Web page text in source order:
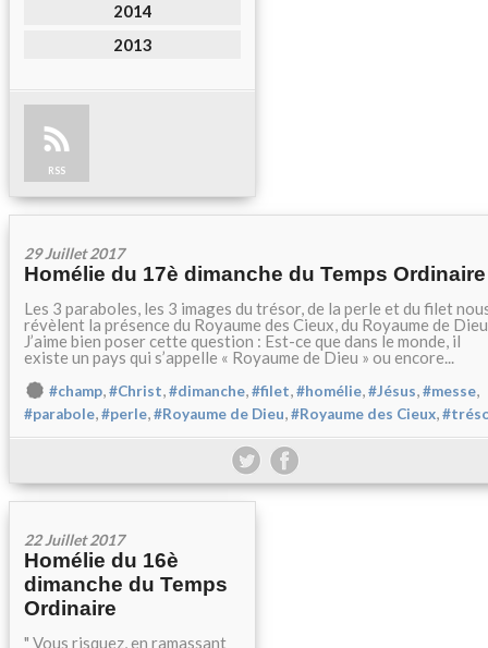
2014
2013
RSS
29 Juillet 2017
Homélie du 17è dimanche du Temps Ordinaire
Les 3 paraboles, les 3 images du trésor, de la perle et du filet
révèlent la présence du Royaume des Cieux, du Royaume de
J’aime bien poser cette question : Est-ce que dans le monde, il
existe un pays qui s’appelle « Royaume de Dieu » ou encore...
#champ,#Christ,#dimanche,#filet,#homélie,#Jésus,#messe,
#parabole,#perle,#Royaume de Dieu,#Royaume des Cieux,
22 Juillet 2017
Homélie du 16è
dimanche du Temps
Ordinaire
" Vous risquez, en ramassant